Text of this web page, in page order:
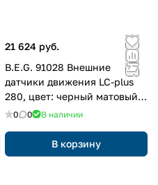
21 624 руб.
B.E.G. 91028 Внешние
датчики движения LC-plus
280, цвет: черный матовый,
похожий RAL9005
0 0 В наличии
В корзину